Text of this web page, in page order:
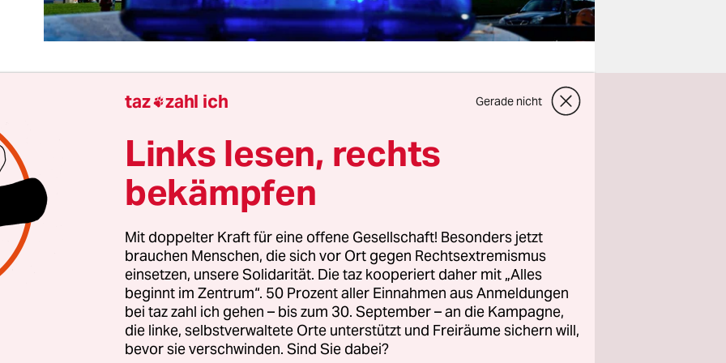
lang haben die Besetzer der Volksbühne alles richtig
Sie sind am Freitag vor acht Tagen so umsichtig wie
in das Traditionshaus am Rosa-Luxemburg-Platz
haben es mehr als ein Wochenende lang mit
und Partys erfolgreich bespielt. Sie, die sich
„Staub zu Glitter“ nennen, haben ein politisches Ziel
gegen die Verdrängung und gegen den Ausverkauf
der Kultur.
Gemeinsame, das Offene in den Vordergrund gestellt,
und Volksküche organisiert. Sie haben sich nicht
taz zahl ich Gerade nicht
Links lesen, rechts
bekämpfen
Mit doppelter Kraft für eine offene Gesellschaft! Besonders jetzt
brauchen Menschen, die sich vor Ort gegen Rechtsextremismus
einsetzen, unsere Solidarität. Die taz kooperiert daher mit „Alles
beginnt im Zentrum“. 50 Prozent aller Einnahmen aus Anmeldungen
bei taz zahl ich gehen – bis zum 30. September – an die Kampagne,
die linke, selbstverwaltete Orte unterstützt und Freiräume sichern will,
bevor sie verschwinden. Sind Sie dabei?